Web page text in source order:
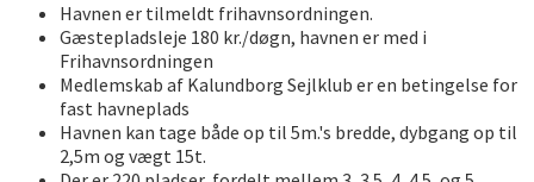
Havnen er tilmeldt frihavnsordningen.
Gæstepladsleje 180 kr./døgn, havnen er med i
Frihavnsordningen
Medlemskab af Kalundborg Sejlklub er en betingelse for
fast havneplads
Havnen kan tage både op til 5m.'s bredde, dybgang op til
2,5m og vægt 15t.